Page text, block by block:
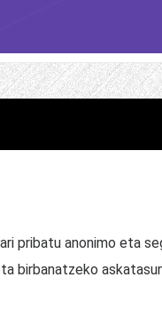
pribatu anonimo eta
birbanatzeko